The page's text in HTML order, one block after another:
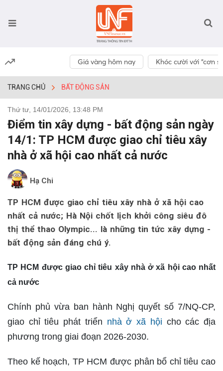
Giá vàng hôm nay Khóc cười với “cơn
TRANG CHỦ BẤT ĐỘNG SẢN
Thứ tư, 14/01/2026, 13:48 PM
Điểm tin xây dựng - bất động sản ngày
14/1: TP HCM được giao chỉ tiêu xây
nhà ở xã hội cao nhất cả nước
Hạ Chi
TP HCM được giao chỉ tiêu xây nhà ở xã hội cao
nhất cả nước; Hà Nội chốt lịch khởi công siêu đô
thị thể thao Olympic... là những tin tức xây dựng -
bất động sản đáng chú ý.
TP HCM được giao chỉ tiêu xây nhà ở xã hội cao nhất
cả nước
Chính phủ vừa ban hành Nghị quyết số 7/NQ-CP,
giao chỉ tiêu phát triển nhà ở xã hội cho các địa
phương trong giai đoạn 2026-2030.
Theo kế hoạch, TP HCM được phân bổ chỉ tiêu cao